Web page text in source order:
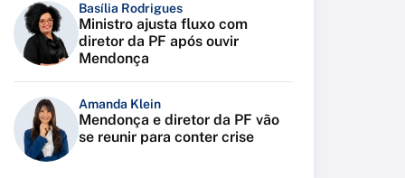
Basília Rodrigues
Ministro ajusta fluxo com
diretor da PF após ouvir
Mendonça
Amanda Klein
Mendonça e diretor da PF vão
se reunir para conter crise